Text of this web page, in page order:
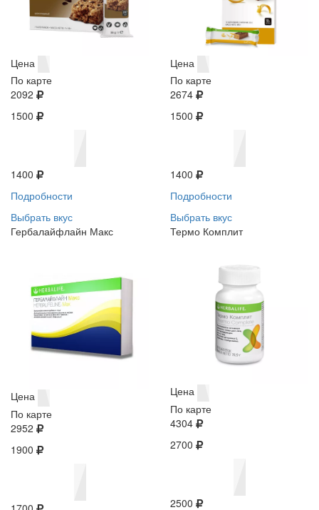
Цена
По карте
2092
1500
1400
Подробности
Выбрать вкус
Цена
По карте
2674
1500
1400
Подробности
Выбрать вкус
Гербалайфлайн Макс
Цена
По карте
2952
1900
Термо Комплит
Цена
По карте
4304
2700
2500